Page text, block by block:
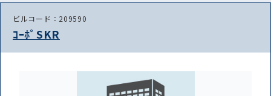
ビルコード：209590
ｺｰﾎﾟSKR